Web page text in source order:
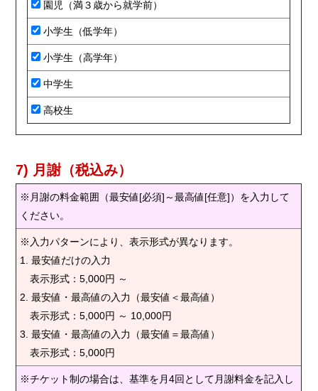
園児（満３歳から就学前）
小学生（低学年）
小学生（高学年）
中学生
高校生
7) 月謝（税込み）
※月謝の料金範囲（最安値[必須]～最高値[任意]）を入力して
ください。
※入力パターンにより、表示形式が異なります。
1. 最安値だけの入力
表示形式：5,000円 ～
2. 最安値・最高値の入力（最安値＜最高値）
表示形式：5,000円 ～ 10,000円
3. 最安値・最高値の入力（最安値＝最高値）
表示形式：5,000円
※チケット制の場合は、基準を月4回として月謝料金を記入し